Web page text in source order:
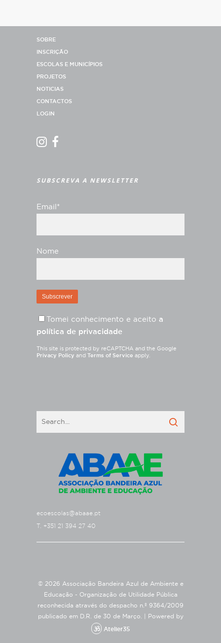
SOBRE
INSCRIÇÃO
ESCOLAS E MUNICÍPIOS
PROJETOS
NOTICIAS
CONTACTOS
LOGIN
SUBSCREVA A NEWSLETTER
Email*
Nome
Tomei conhecimento e aceito a
política de privacidade
This site is protected by reCAPTCHA and the Google
Privacy Policy and Terms of Service apply.
ecoescolas@abaae.pt
T. +351 21 394 27 40
© 2026 Associação Bandeira Azul de Ambiente e
Educação - Organização de Utilidade Pública
reconhecida através do despacho n.º 9364/2009
publicado em D.R. de 30 de Março. |
Powered by
Atelier35